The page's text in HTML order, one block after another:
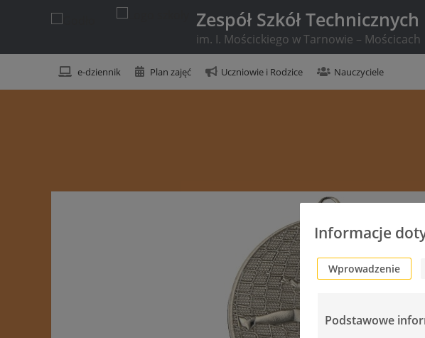
Zespół Szkół Technicznych
im. I. Mościckiego w Tarnowie – Mościcach
e-dziennik Plan zajęć Uczniowie i Rodzice Nauczyciele
Informacje
Wprowadzenie
Podstawowe